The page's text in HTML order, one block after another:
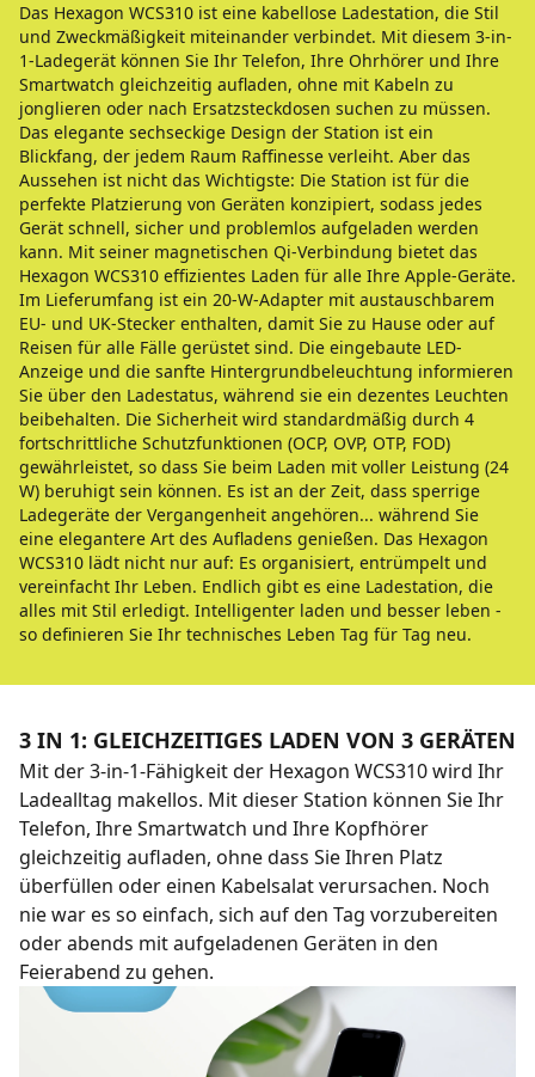
Das Hexagon WCS310 ist eine kabellose Ladestation, die Stil
und Zweckmäßigkeit miteinander verbindet. Mit diesem 3-in-
1-Ladegerät können Sie Ihr Telefon, Ihre Ohrhörer und Ihre
Smartwatch gleichzeitig aufladen, ohne mit Kabeln zu
jonglieren oder nach Ersatzsteckdosen suchen zu müssen.
Das elegante sechseckige Design der Station ist ein
Blickfang, der jedem Raum Raffinesse verleiht. Aber das
Aussehen ist nicht das Wichtigste: Die Station ist für die
perfekte Platzierung von Geräten konzipiert, sodass jedes
Gerät schnell, sicher und problemlos aufgeladen werden
kann. Mit seiner magnetischen Qi-Verbindung bietet das
Hexagon WCS310 effizientes Laden für alle Ihre Apple-Geräte.
Im Lieferumfang ist ein 20-W-Adapter mit austauschbarem
EU- und UK-Stecker enthalten, damit Sie zu Hause oder auf
Reisen für alle Fälle gerüstet sind. Die eingebaute LED-
Anzeige und die sanfte Hintergrundbeleuchtung informieren
Sie über den Ladestatus, während sie ein dezentes Leuchten
beibehalten. Die Sicherheit wird standardmäßig durch 4
fortschrittliche Schutzfunktionen (OCP, OVP, OTP, FOD)
gewährleistet, so dass Sie beim Laden mit voller Leistung (24
W) beruhigt sein können. Es ist an der Zeit, dass sperrige
Ladegeräte der Vergangenheit angehören... während Sie
eine elegantere Art des Aufladens genießen. Das Hexagon
WCS310 lädt nicht nur auf: Es organisiert, entrümpelt und
vereinfacht Ihr Leben. Endlich gibt es eine Ladestation, die
alles mit Stil erledigt. Intelligenter laden und besser leben -
so definieren Sie Ihr technisches Leben Tag für Tag neu.
3 IN 1: GLEICHZEITIGES LADEN VON 3 GERÄTEN
Mit der 3-in-1-Fähigkeit der Hexagon WCS310 wird Ihr
Ladealltag makellos. Mit dieser Station können Sie Ihr
Telefon, Ihre Smartwatch und Ihre Kopfhörer
gleichzeitig aufladen, ohne dass Sie Ihren Platz
überfüllen oder einen Kabelsalat verursachen. Noch
nie war es so einfach, sich auf den Tag vorzubereiten
oder abends mit aufgeladenen Geräten in den
Feierabend zu gehen.